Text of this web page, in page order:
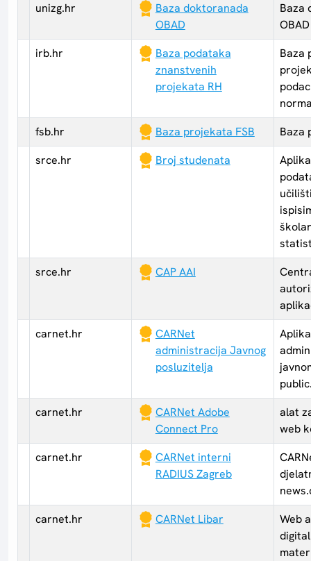
unizg.hr
Baza doktoranada
OBAD
Baza
OBAD
irb.hr
Baza podataka
znanstvenih
projekata RH
Baza
fsb.hr
Baza projekata FSB
Baza
srce.hr
Broj studenata
srce.hr
CAP AAI
carnet.hr
CARNet
administracija Javnog
posluzitelja
carnet.hr
CARNet Adobe
Connect Pro
alat
web
carnet.hr
CARNet interni
RADIUS Zagreb
carnet.hr
CARNet Libar
Web